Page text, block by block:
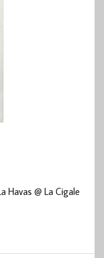
Havas @ La Cigale